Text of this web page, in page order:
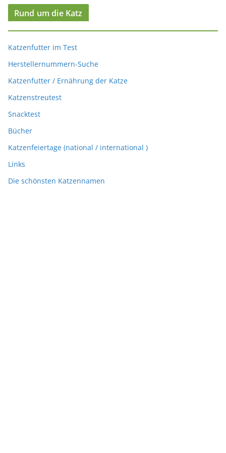
Rund um die Katz
Katzenfutter im Test
Herstellernummern-Suche
Katzenfutter / Ernährung der Katze
Katzenstreutest
Snacktest
Bücher
Katzenfeiertage (national / international )
Links
Die schönsten Katzennamen